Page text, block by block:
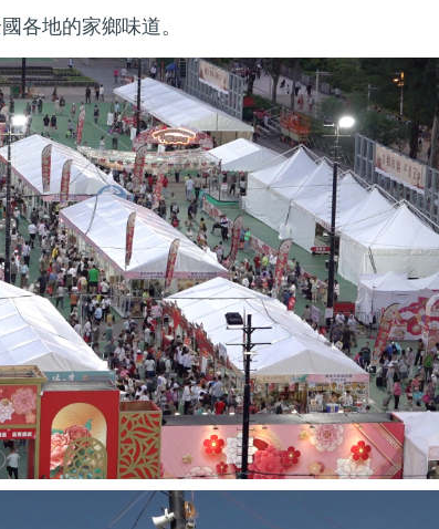
各地的家鄉味道。